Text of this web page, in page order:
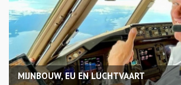
MIJNBOUW, EU EN LUCHTVAART